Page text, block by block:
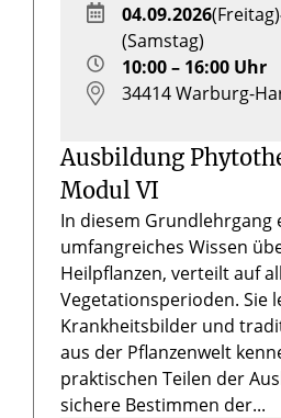
Ausbildung
Modul VI
In diesem Grundlehrgang
umfangreiches Wissen
Heilpflanzen, verteilt auf
Vegetationsperioden. Sie
Krankheitsbilder und
aus der Pflanzenwelt
praktischen Teilen der
sichere Bestimmen der...
04.09.2026(Freitag)
(Samstag)
10:00 – 16:00 Uhr
34414Warburg-